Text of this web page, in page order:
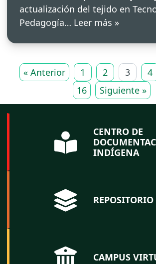
actualización del tejido en
Pedagogía… Leer más »
« Anterior 1 2 3 4
16
Siguiente »
CENTRO DE
INDÍGENA
REPOSITORIO
CAMPUS